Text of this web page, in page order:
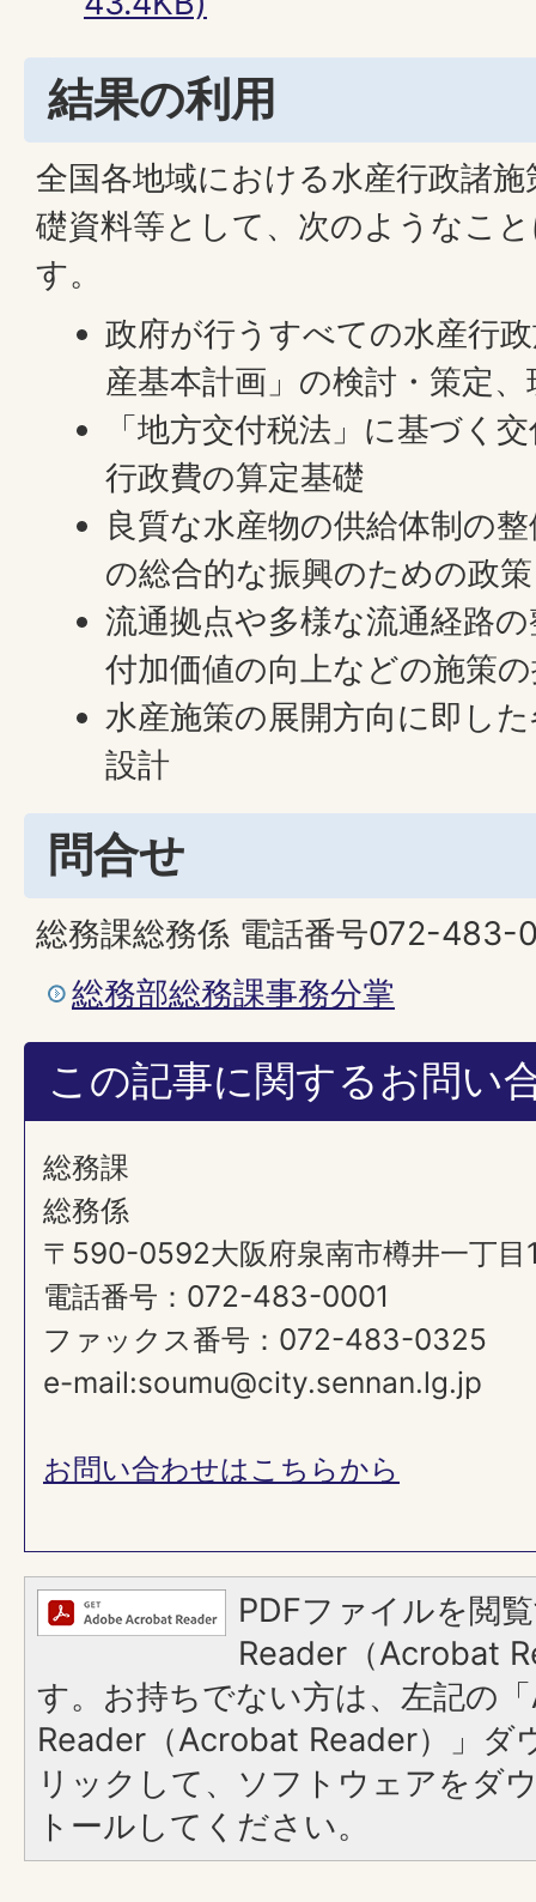
結果の利用
全国各地域における水産行政諸
礎資料等として、次のようなこ
す。
政府が行うすべての水産行
産基本計画」の検討・策定
「地方交付税法」に基づく
行政費の算定基礎
良質な水産物の供給体制の
の総合的な振興のための政策
流通拠点や多様な流通経路
付加価値の向上などの施策
水産施策の展開方向に即し
設計
問合せ
総務課総務係 電話番号072-483-
総務部総務課事務分掌
この記事に関するお問い
総務課
総務係
〒590-0592大阪府泉南市樽井一丁目
電話番号：072-483-0001
ファックス番号：072-483-0325
e-mail:soumu@city.sennan.lg.jp
お問い合わせはこちらから
PDFファイルを閲
Reader（Acrobat
す。お持ちでない方は、左記の
Reader（Acrobat Reader）」ダ
リックして、ソフトウェアをダ
トールしてください。